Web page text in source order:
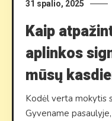
31 spalio, 2025
Kaip
aplinkos
mūsų
Kodėl verta mokytis
Gyvename